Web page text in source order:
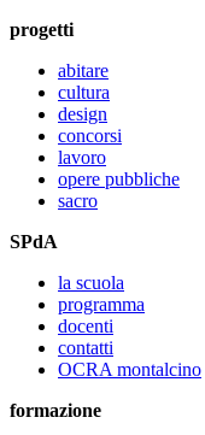
progetti
abitare
cultura
design
concorsi
lavoro
opere pubbliche
sacro
SPdA
la scuola
programma
docenti
contatti
OCRA montalcino
formazione